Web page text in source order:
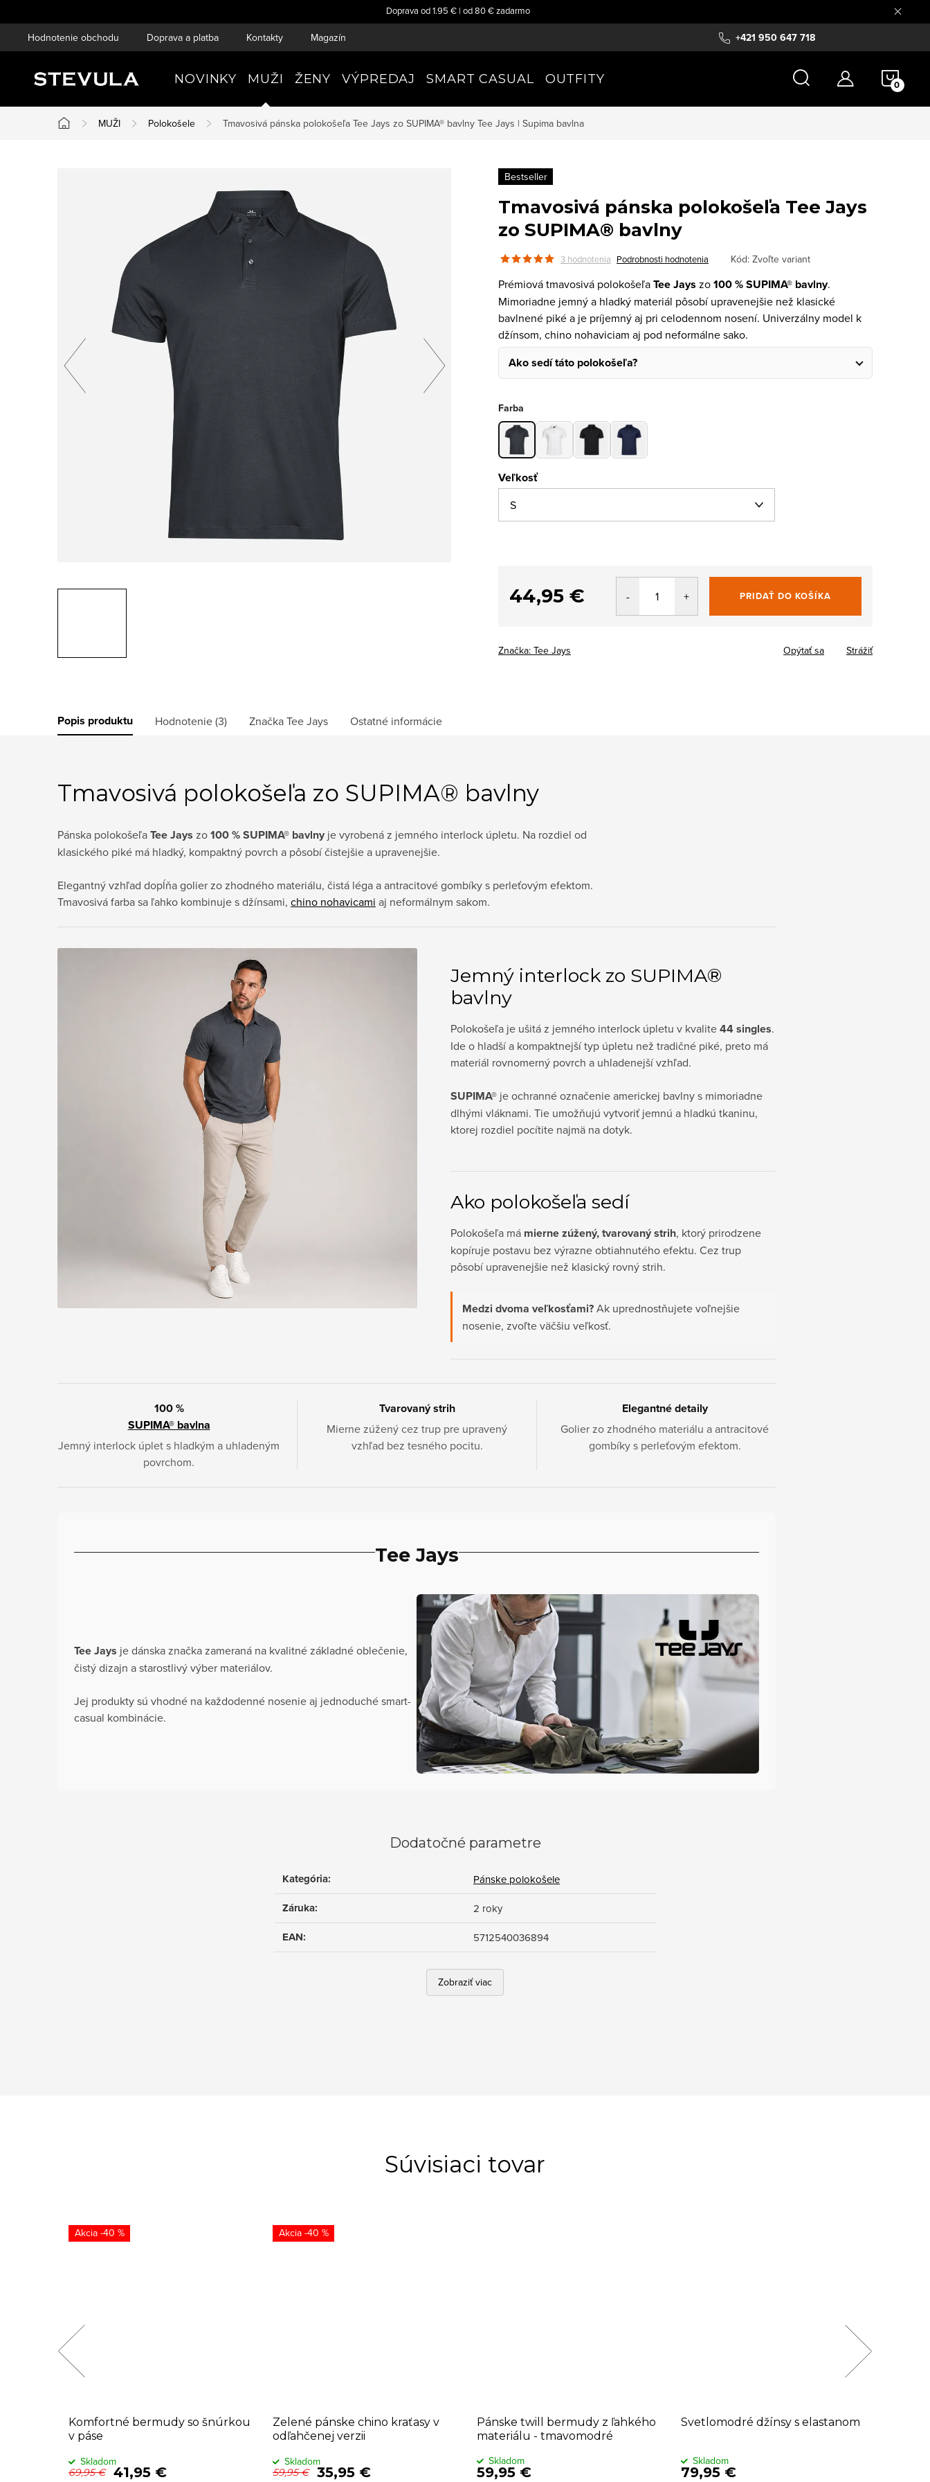
na
Doprava od 1.95 € | od 80 € zadarmo
+421 950 647 718
Hodnotenie obchodu Doprava a platba Kontakty Magazín
NOVINKY MUŽI ŽENY VÝPREDAJ SMART CASUAL OUTFITY
Domov
MUŽI Polokošele Tmavosivá pánska polokošeľa Tee Jays zo SUPIMA® bavlny Tee Jays | Supima bavlna
Bestseller
Tmavosivá pánska polokošeľa Tee Jays
zo SUPIMA® bavlny
3 hodnotenia Podrobnosti hodnotenia Kód: Zvoľte variant
Prémiová tmavosivá polokošeľaTee Jays zo100 % SUPIMA® bavlny.
Mimoriadne jemný a hladký materiál pôsobí upravenejšie než klasické
bavlnené piké a je príjemný aj pri celodennom nosení. Univerzálny model k
džínsom, chino nohaviciam aj pod neformálne sako.
Ako sedí táto polokošeľa?
Farba
Veľkosť
44,95 €
Jednotková
cena:
PRIDAŤ DO KOŠÍKA
Značka: Tee Jays Opýtať sa Strážiť
Popis produktu Hodnotenie (3) ZnačkaTee Jays Ostatné informácie
Tmavosivá polokošeľa zo SUPIMA® bavlny
Pánska polokošeľaTee Jays zo100 % SUPIMA® bavlny je vyrobená z jemného interlock úpletu. Na rozdiel od
klasického piké má hladký, kompaktný povrch a pôsobí čistejšie a upravenejšie.
Elegantný vzhľad dopĺňa golier zo zhodného materiálu, čistá léga a antracitové gombíky s perleťovým efektom.
Tmavosivá farba sa ľahko kombinuje s džínsami, chino nohavicami aj neformálnym sakom.
Jemný interlock zo SUPIMA®
bavlny
Polokošeľa je ušitá z jemného interlock úpletu v kvalite44 singles.
Ide o hladší a kompaktnejší typ úpletu než tradičné piké, preto má
materiál rovnomerný povrch a uhladenejší vzhľad.
SUPIMA®je ochranné označenie americkej bavlny s mimoriadne
dlhými vláknami. Tie umožňujú vytvoriť jemnú a hladkú tkaninu,
ktorej rozdiel pocítite najmä na dotyk.
Ako polokošeľa sedí
Polokošeľa má mierne zúžený, tvarovaný strih, ktorý prirodzene
kopíruje postavu bez výrazne obtiahnutého efektu. Cez trup
pôsobí upravenejšie než klasický rovný strih.
Medzi dvoma veľkosťami?Ak uprednostňujete voľnejšie
nosenie, zvoľte väčšiu veľkosť.
100 %
SUPIMA® bavlna
Jemný interlock úplet s hladkým a uhladeným
povrchom.
Tvarovaný strih
Mierne zúžený cez trup pre upravený
vzhľad bez tesného pocitu.
Elegantné detaily
Golier zo zhodného materiálu a antracitové
gombíky s perleťovým efektom.
Tee Jays
Tee Jays je dánska značka zameraná na kvalitné základné oblečenie,
čistý dizajn a starostlivý výber materiálov.
Jej produkty sú vhodné na každodenné nosenie aj jednoduché smart-
casual kombinácie.
Dodatočné parametre
Kategória: Pánske polokošele
Záruka: 2 roky
EAN: 5712540036894
Zobraziť viac
Súvisiaci tovar
-40 %
Komfortné bermudy so šnúrkou
v páse
69,95 € 41,95 €
Skladom
-40 %
Zelené pánske chino kraťasy v
odľahčenej verzii
59,95 € 35,95 €
Skladom
Pánske twill bermudy z ľahkého
materiálu - tmavomodré
59,95 €
Skladom
Svetlomodré džínsy s elastanom
79,95 €
Skladom